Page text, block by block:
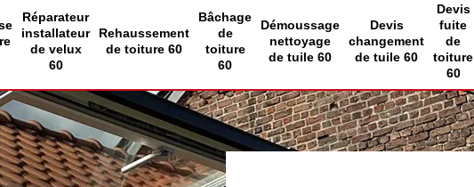
Réparateur
installateur
de velux
60
Rehaussement
de toiture 60
Bâchage
de
toiture
60
Démoussage
nettoyage
de tuile 60
Devis
changement
de tuile 60
Devis
fuite
de
toiture
60